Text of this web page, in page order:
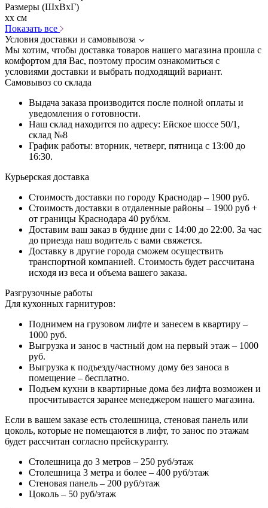
Размеры (ШхВхГ)
xx см
Показать все
Условия доставки и самовывоза
Мы хотим, чтобы доставка товаров нашего магазина прошла с
комфортом для Вас, поэтому просим ознакомиться с
условиями доставки и выбрать подходящий вариант.
Самовывоз со склада
Выдача заказа производится после полной оплаты и
уведомления о готовности.
Наш склад находится по адресу: Ейское шоссе 50/1,
склад №8
График работы: вторник, четверг, пятница с 13:00 до
16:30.
Курьерская доставка
Стоимость доставки по городу Краснодар – 1900 руб.
Стоимость доставки в отдаленные районы – 1900 руб +
от границы Краснодара 40 руб/км.
Доставим ваш заказ в будние дни с 14:00 до 22:00. За час
до приезда наш водитель с вами свяжется.
Доставку в другие города сможем осуществить
транспортной компанией. Стоимость будет рассчитана
исходя из веса и объема вашего заказа.
Разгрузочные работы
Для кухонных гарнитуров:
Поднимем на грузовом лифте и занесем в квартиру –
1000 руб.
Выгрузка и занос в частный дом на первый этаж – 1000
руб.
Выгрузка к подъезду/частному дому без заноса в
помещение – бесплатно.
Подъем кухни в квартирные дома без лифта возможен и
просчитывается заранее менеджером нашего магазина.
Если в вашем заказе есть столешница, стеновая панель или
цоколь, которые не помещаются в лифт, то занос по этажам
будет рассчитан согласно прейскуранту.
Столешница до 3 метров – 250 руб/этаж
Столешница 3 метра и более – 400 руб/этаж
Стеновая панель – 200 руб/этаж
Цоколь – 50 руб/этаж